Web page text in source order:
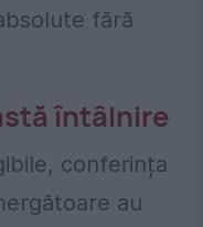
fără
întâlnire
conferința
au